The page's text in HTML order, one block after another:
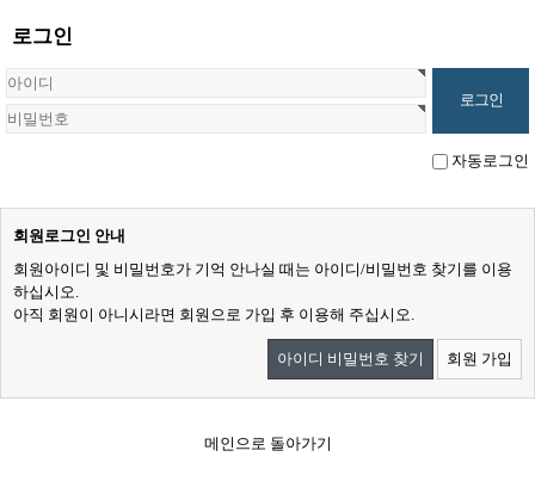
로그인
자동로그인
회원로그인 안내
회원아이디 및 비밀번호가 기억 안나실 때는 아이디/비밀번호 찾기를 이용
하십시오.
아직 회원이 아니시라면 회원으로 가입 후 이용해 주십시오.
아이디 비밀번호 찾기 회원 가입
메인으로 돌아가기